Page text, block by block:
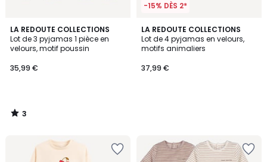
LA REDOUTE COLLECTIONS
Lot de 3 pyjamas 1 pièce en
velours, motif poussin
35,99 €
3
/
5
3
/
-15% DÈS 2*
LA REDOUTE COLLECTIONS
Lot de 4 pyjamas en velours,
motifs animaliers
37,99 €